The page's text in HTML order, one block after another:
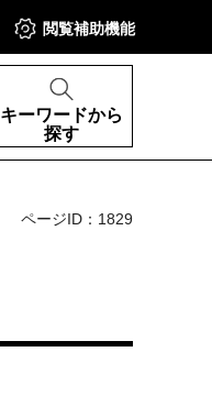
閲覧補助機能
キーワードから
探す
ページID：1829